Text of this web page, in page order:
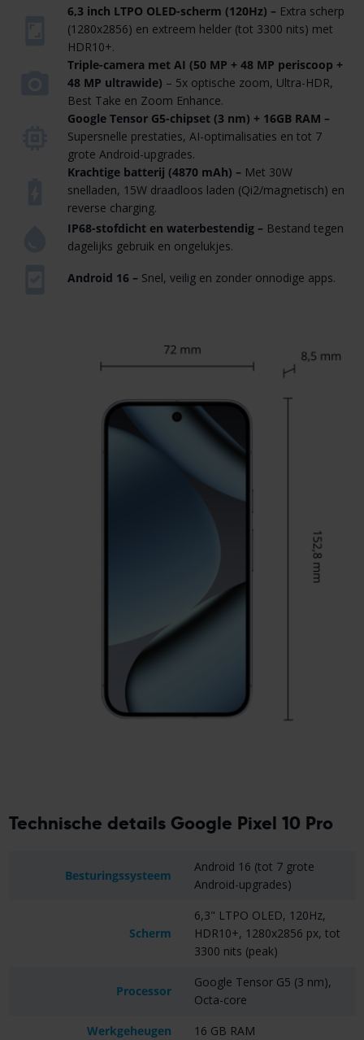
6,3 inch LTPO OLED-scherm (120Hz) – Extra scherp
(1280x2856) en extreem helder (tot 3300 nits) met
HDR10+.
Triple-camera met AI (50 MP + 48 MP periscoop +
48 MP ultrawide) – 5x optische zoom, Ultra-HDR,
Best Take en Zoom Enhance.
Google Tensor G5-chipset (3 nm) + 16GB RAM –
Supersnelle prestaties, AI-optimalisaties en tot 7
grote Android-upgrades.
Krachtige batterij (4870 mAh) – Met 30W
snelladen, 15W draadloos laden (Qi2/magnetisch) en
reverse charging.
IP68-stofdicht en waterbestendig – Bestand tegen
dagelijks gebruik en ongelukjes.
Android 16 – Snel, veilig en zonder onnodige apps.
Technische details Google Pixel 10 Pro
Besturingssysteem
Android 16 (tot 7 grote
Android-upgrades)
Scherm
6,3" LTPO OLED, 120Hz,
HDR10+, 1280x2856 px, tot
3300 nits (peak)
Processor
Google Tensor G5 (3 nm),
Octa-core
Werkgeheugen
16 GB RAM